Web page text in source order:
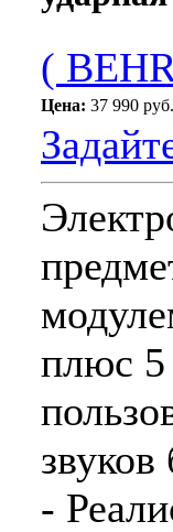
(
Цена: 37 990 руб.
плюс
-